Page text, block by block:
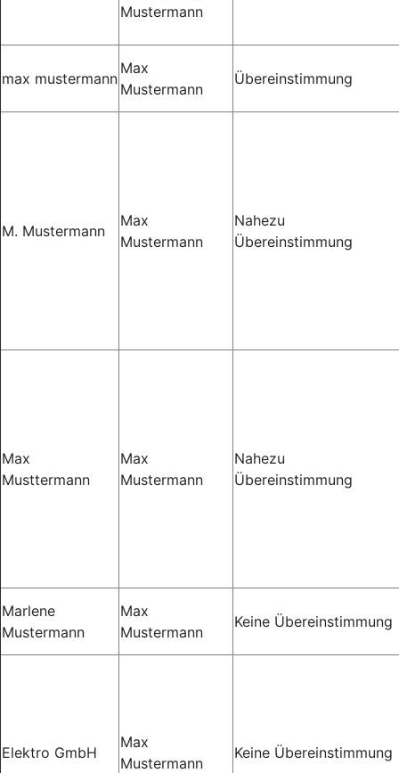
Mustermann
max mustermann
Max
Mustermann
Übereinstimmung
M. Mustermann
Max
Mustermann
Nahezu
Übereinstimmung
Max
Musttermann
Max
Mustermann
Nahezu
Übereinstimmung
Marlene
Mustermann
Max
Mustermann
Keine Übereinstimmung
Elektro GmbH
Max
Mustermann
Keine Übereinstimmung